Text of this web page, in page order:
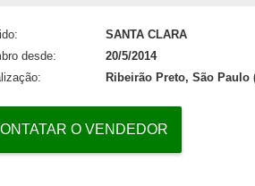
SANTA CLARA
desde:
20/5/2014
Ribeirão Preto, São Paulo
O VENDEDOR